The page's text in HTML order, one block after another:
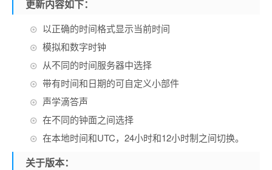
更新内容如下：
以正确的时间格式显示当前时间
模拟和数字时钟
从不同的时间服务器中选择
带有时间和日期的可自定义小部件
声学滴答声
在不同的钟面之间选择
在本地时间和UTC，24小时和12小时制之间切换。
关于版本：